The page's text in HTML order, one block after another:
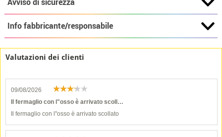
Info fabbricante/responsabile
Valutazioni dei clienti
09/08/2026
Il fermaglio con l"osso è arrivato scoll…
Il fermaglio con l"osso è arrivato scollato